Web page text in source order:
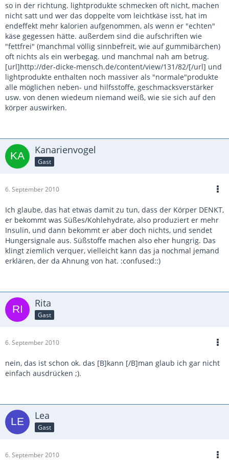
so in der richtung. lightprodukte schmecken oft nicht, machen
nicht satt und wer das doppelte vom leichtkäse isst, hat im
endeffekt mehr kalorien aufgenommen, als wenn er "echten"
käse gegessen hätte. außerdem sind die aufschriften wie
"fettfrei" (manchmal völlig sinnbefreit, wie auf gummibärchen)
oft nichts als ein werbegag. und manchmal nah am betrug.
[url]http://der-dicke-mensch.de/content/view/131/82/[/url] und
lightprodukte enthalten noch massiver als "normale"produkte
alle möglichen neben- und hilfsstoffe, geschmacksverstärker
usw. von denen wiedeum niemand weiß, wie sie sich auf den
körper auswirken.
Kanarienvogel
Gast
6. September 2010
Ich glaube, das hat etwas damit zu tun, dass der Körper DENKT,
er bekommt was Süßes/Kohlehydrate, also produziert er mehr
Insulin, und dann bekommt er aber doch nichts, und sendet
Hungersignale aus. Süßstoffe machen also eher hungrig. Das
klingt ziemlich verquer, vielleicht kann das ja nochmal jemand
erklären, der da Ahnung von hat. :confused::)
Rita
Gast
6. September 2010
nein, das ist schon ok. das [B]kann [/B]man glaub ich gar nicht
einfach ausdrücken ;).
Lea
Gast
6. September 2010